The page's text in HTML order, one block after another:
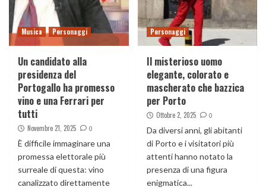
Musica Personaggi
Un candidato alla
presidenza del
Portogallo ha promesso
vino e una Ferrari per
tutti
Novembre 21, 2025 0
È difficile immaginare una
promessa elettorale più
surreale di questa: vino
canalizzato direttamente
Personaggi
Il misterioso uomo
elegante, colorato e
mascherato che bazzica
per Porto
Ottobre 2, 2025 0
Da diversi anni, gli abitanti
di Porto e i visitatori più
attenti hanno notato la
presenza di una figura
enigmatica...